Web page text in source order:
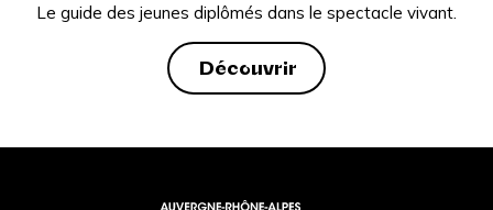
Le guide des jeunes diplômés dans le spectacle vivant.
Découvrir